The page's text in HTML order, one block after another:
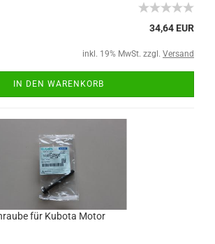
34,64 EUR
inkl. 19% MwSt. zzgl. Versand
IN DEN WARENKORB
für Kubota Motor